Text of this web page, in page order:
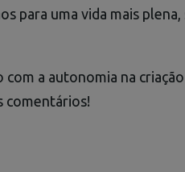
para uma vida mais plena,
a autonomia na
comentários!